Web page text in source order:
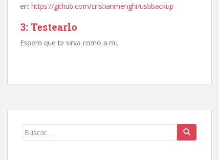
en: https://github.com/cristianmenghi/usbbackup
3: Testearlo
Espero que te sirva como a mi.
Buscar: